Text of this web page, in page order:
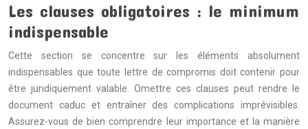
Les clauses obligatoires : le minimum
indispensable
Cette section se concentre sur les éléments absolument
indispensables que toute lettre de compromis doit contenir pour
être juridiquement valable. Omettre ces clauses peut rendre le
document caduc et entraîner des complications imprévisibles.
Assurez-vous de bien comprendre leur importance et la manière